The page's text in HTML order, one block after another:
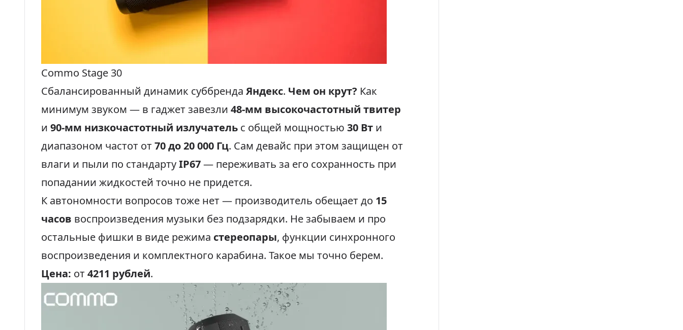
Commo Stage 30
Сбалансированный динамик суббренда Яндекс. Чем он крут? Как
минимум звуком — в гаджет завезли 48-мм высокочастотный твитер
и 90-мм низкочастотный излучатель с общей мощностью 30 Вт и
диапазоном частот от 70 до 20 000 Гц. Сам девайс при этом защищен от
влаги и пыли по стандартуIP67— переживать за его сохранность при
попадании жидкостей точно не придется.
К автономности вопросов тоже нет — производитель обещает до 15
часов воспроизведения музыки без подзарядки. Не забываем и про
остальные фишки в виде режима стереопары, функции синхронного
воспроизведения и комплектного карабина. Такое мы точно берем.
Цена: от 4211 рублей.